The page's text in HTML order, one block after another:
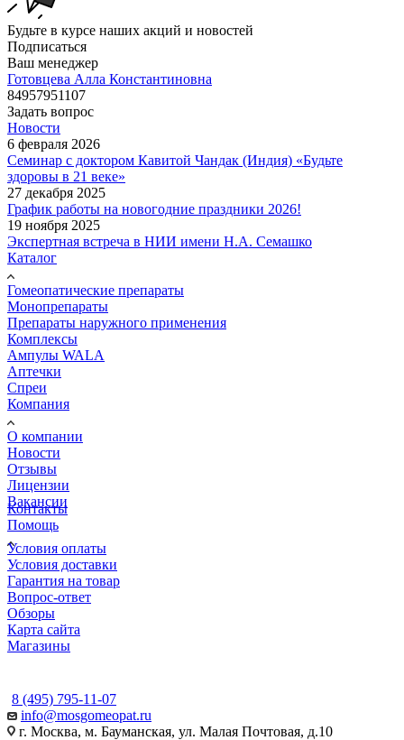
Будьте в курсе наших акций и новостей
Подписаться
Ваш менеджер
Готовцева Алла Константиновна
84957951107
Задать вопрос
Новости
6 февраля 2026
Семинар с доктором Кавитой Чандак (Индия) «Будьте
здоровы в 21 веке»
27 декабря 2025
График работы на новогодние праздники 2026!
19 ноября 2025
Экспертная встреча в НИИ имени Н.А. Семашко
Каталог
Гомеопатические препараты
Монопрепараты
Препараты наружного применения
Комплексы
Ампулы WALA
Аптечки
Спреи
Компания
О компании
Новости
Отзывы
Лицензии
Вакансии
Контакты
Помощь
Условия оплаты
Условия доставки
Гарантия на товар
Вопрос-ответ
Обзоры
Карта сайта
Магазины
8 (495) 795-11-07
info@mosgomeopat.ru
г. Москва, м. Бауманская, ул. Малая Почтовая, д.10